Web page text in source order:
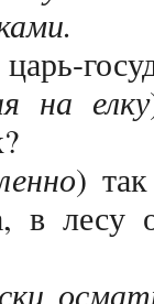
на елку
)
в